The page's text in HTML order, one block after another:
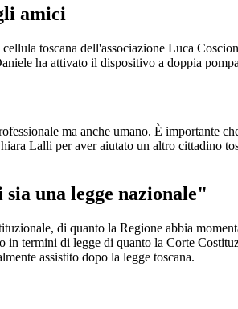
amici
toscana dell'associazione Luca
ha attivato il dispositivo a doppia
ma anche umano. È importante
Lalli per aver aiutato un altro cittadino
una legge nazionale"
di quanto la Regione abbia
in termini di legge di quanto la Corte
assistito dopo la legge toscana.